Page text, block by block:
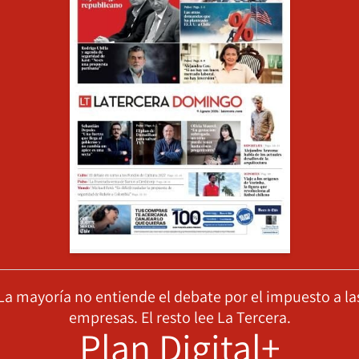
mayoría no entiende el debate por el impuesto a
empresas. El resto lee La Tercera.
Plan Digital+